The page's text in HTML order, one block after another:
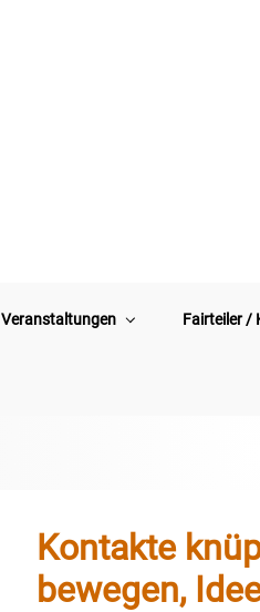
Veranstaltungen Fairteiler /
Kontakte
bewegen,